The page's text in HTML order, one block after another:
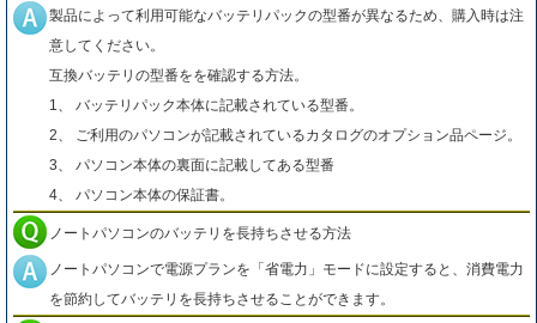
製品によって利用可能なバッテリパックの型番が異なるため、購入時は注
意してください。
互換バッテリの型番をを確認する方法。
1、 バッテリパック本体に記載されている型番。
2、 ご利用のパソコンが記載されているカタログのオプション品ページ。
3、 パソコン本体の裏面に記載してある型番
4、 パソコン本体の保証書。
ノートパソコンのバッテリを長持ちさせる方法
ノートパソコンで電源プランを「省電力」モードに設定すると、消費電力
を節約してバッテリを長持ちさせることができます。